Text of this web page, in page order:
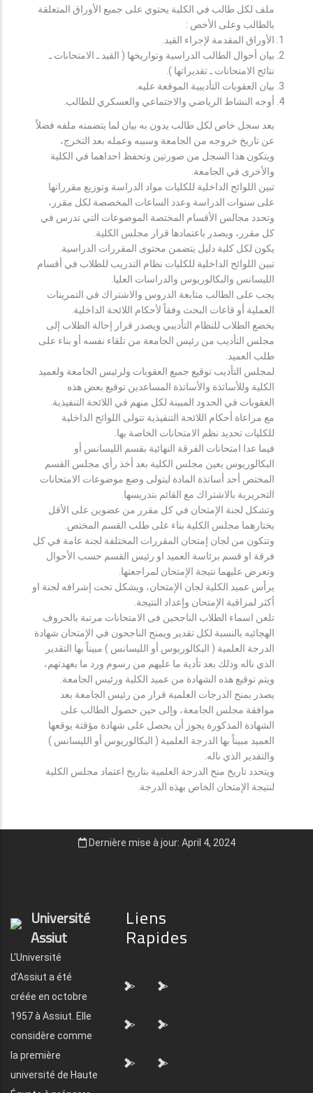
ملف لكل طالب في الكلية يحتوي على جميع الأوراق المتعلقة
بالطالب وعلى الأخص :
الأوراق المقدمة لإجراء القيد.
بيان أحوال الطالب الدراسية وتواريخها ( القيد ـ الامتحانات ـ
نتائح الامتحانات ـ تقديراتها ).
بيان العقوبات التأديبية الموقعة عليه.
أوجه النشاط الرياضي والاجتماعي والعسكري للطالب.
يعد سجل خاص لكل طالب يدون به بيان لما يتضمنه ملفه فضلاً
عن تاريخ خروجه من الجامعة وسببه وعمله بعد التخرج،
ويتكون هذا السجل من صورتين وتحفظ احداهما في الكلية
والأخرى في الجامعة.
تبين اللوائح الداخلية للكليات مواد الدراسة وتوزيع مقرراتها
على سنوات الدراسة وعدد الساعات المخصصة لكل مقرر،
وتحدد مجالس الأقسام المختصة الموضوعات التي تدرس في
كل مقرر، ويصدر باعتمادها قرار مجلس الكلية.
يكون لكل كلية دليل يتضمن محتوى المقررات الدراسية.
تبين اللوائح الداخلية للكليات نظام التدريب للطلاب في أقسام
الليسانس والبكالوريوس والدراسات العليا.
يجب على الطالب متابعة الدروس والاشتراك في التمرينات
العملية أو قاعات البحث وفقاً لأحكام اللائحة الداخلية.
يخضع الطلاب للنظام التأديبي ويصدر قرار إحالة الطلاب إلى
مجلس التأديب من رئيس الجامعة من تلقاء نفسه أو بناء على
طلب العميد.
لمجلس التأديب توقيع جميع العقوبات ولرئيس الجامعة ولعميد
الكلية وللأساتذة والأساتذة المساعدين توقيع بعض هذه
العقوبات في الحدود المبينة لكل منهم في اللائحة التنفيذية.
مع مراعاة أحكام اللائحة التنفيذية تتولى اللوائح الداخلية
للكليات تحديد نظم الامتحانات الخاصة بها.
فيما عدا امتحانات الفرقة النهائية بقسم الليسانس أو
البكالوريوس يعين مجلس الكلية بعد أخذ رأي مجلس القسم
المختص أحد أساتذة المادة ليتولى وضع موضوعات الامتحانات
التحريرية بالاشتراك مع القائم بتدريسها.
وتشكل لجنة الإمتحان في كل مقرر من عضوين على الأقل
يختارهما مجلس الكلية بناء على طلب القسم المختص.
وتتكون من لجان إمتحان المقررات المختلفة لجنة عامة في كل
فرقة او قسم برئاسة العميد او رئيس القسم حسب الأحوال
وتعرض عليهما نتيجة الإمتحان لمراجعتها.
يرأس عميد الكلية لجان الإمتحان، ويشكل تحت إشرافه لجنة او
أكثر لمراقبة الإمتحان وإعداد النتيجة.
تلعن اسماء الطلاب الناجحين فى الامتحانات مرتبة بالحروف
الهجائيه بالنسبة لكل تقدير ويمنح الناجحون في الإمتحان شهادة
الدرجة العلمية ( البكالوريوس أو الليسانس ) مبيناً بها التقدير
الذي ناله وذلك بعد تأدية ما عليهم من رسوم ورد ما بعهدتهم،
ويتم توقيع هذه الشهادة من عميد الكلية ورئيس الجامعة.
يصدر بمنح الدرجات العلمية قرار من رئيس الجامعة بعد
موافقة مجلس الجامعة، وإلى حين حصول الطالب على
الشهادة المذكورة يجوز أن يحصل على شهادة مؤقتة يوقعها
العميد مبيناً بها الدرجة العلمية ( البكالوريوس أو الليسانس )
والتقدير الذي ناله.
ويتحدد تاريخ منح الدرجة العلمية بتاريخ اعتماد مجلس الكلية
لنتيجة الإمتحان الخاص بهذه الدرجة.
Dernière mise à jour: April 4, 2024
Université
Assiut
L'Université
d'Assiut a été
créée en octobre
1957 à Assiut. Elle
considère comme
la première
université de Haute
Liens
Rapides
"> ">
"> ">
"> ">